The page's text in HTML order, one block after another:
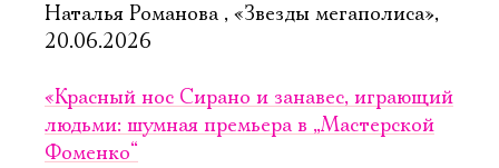
Наталья Романова , «Звезды мегаполиса»,
20.06.2026
«Красный нос Сирано и занавес, играющий
людьми: шумная премьера в „Мастерской
Фоменко“